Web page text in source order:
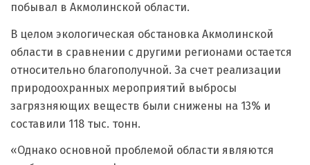
побывал в Акмолинской области.
В целом экологическая обстановка Акмолинской
области в сравнении с другими регионами остается
относительно благополучной. За счет реализации
природоохранных мероприятий выбросы
загрязняющих веществ были снижены на 13% и
составили 118 тыс. тонн.
«Однако основной проблемой области являются